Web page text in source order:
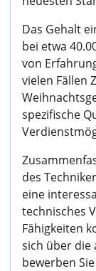
Das Gehalt
bei etwa
von
vielen Fällen
spezifische
des
eine
technisches
Fähigkeiten
sich über die
bewerben